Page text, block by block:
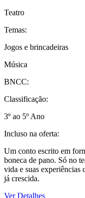
Teatro
Temas:
Jogos e brincadeiras
Música
BNCC:
Classificação:
3º ao 5º Ano
Incluso na oferta:
Um conto escrito em
boneca de pano. Só no
vida e suas experiências
já crescida.
Ver Detalhes